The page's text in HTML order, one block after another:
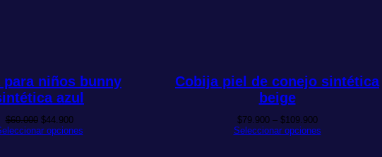
para niños bunny
azul
$60.000 El
precio
$44.900El
precio
opciones
Cobija piel de conejo sintética
beige
$79.900 – $109.900Rango
de
Seleccionar opciones